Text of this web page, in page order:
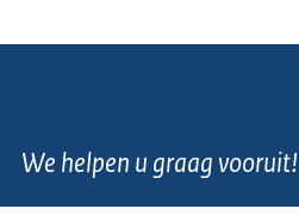
We helpen u graag vooruit!